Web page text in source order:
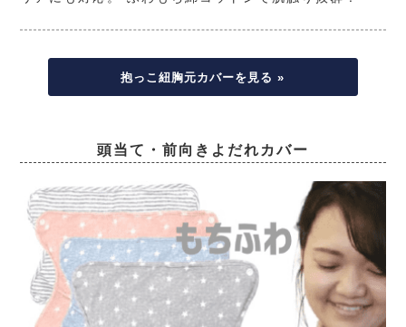
抱っこ紐胸元カバーを見る »
頭当て・前向きよだれカバー